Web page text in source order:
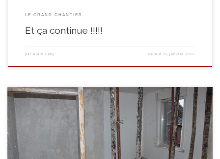
LE GRAND CHANTIER
Et ça continue !!!!!
par Alain Laby Publié 26 janvier 2016
Voilà, comme diraient certains, il aura fallu le temps mais il faut parfois
laisser le temps au temps … Après plusieurs mois d’accalmie et la diffusion
de notre appel d’offres et de notre cahier spécial de charges, l’adjudicataire